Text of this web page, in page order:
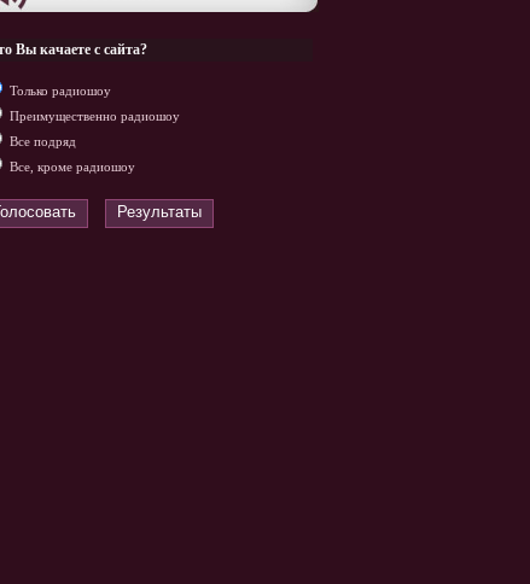
Вы качаете с сайта?
Только радиошоу
Преимущественно радиошоу
Все подряд
Все, кроме радиошоу
Результаты